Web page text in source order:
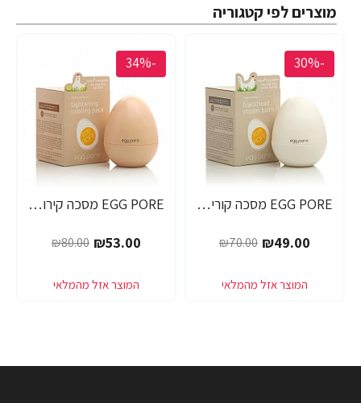
מוצרים לפי קטגוריה
-30%
EGG PORE מסכה קוריאנית לניקוי ראשים שחורים 30 גרם - מבית Tony Moly
₪49.00
₪70.00
-34%
EGG PORE מסכה קירור לכיווץ נקבוביות 30 גרם - מבית Tony Moly
₪53.00
₪80.00